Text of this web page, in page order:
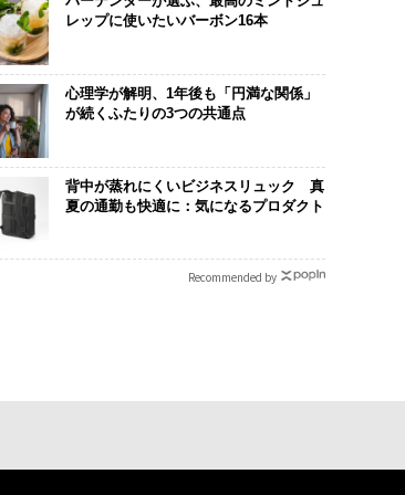
レップに使いたいバーボン16本
心理学が解明、1年後も「円満な関係」
が続くふたりの3つの共通点
背中が蒸れにくいビジネスリュック 真
夏の通勤も快適に：気になるプロダクト
Recommended by